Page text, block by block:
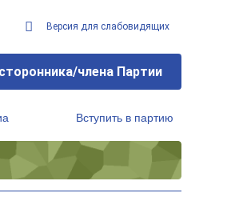
Версия для слабовидящих
члена Партии
Вступить в партию